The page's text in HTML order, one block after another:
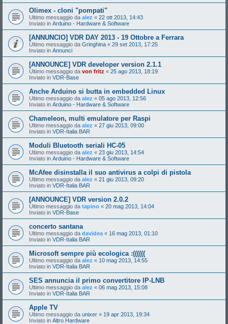
Olimex - cloni "pompati"
Ultimo messaggio da alez « 22 ott 2013, 14:43
Inviato in Arduino - Hardware & Software
[ANNUNCIO] VDR DAY 2013 - 19 Ottobre a Ferrara
Ultimo messaggio da Gringhina « 29 set 2013, 17:25
Inviato in Annunci
[ANNOUNCE] VDR developer version 2.1.1
Ultimo messaggio da von fritz « 25 ago 2013, 18:19
Inviato in VDR-Base
Anche Arduino si butta in embedded Linux
Ultimo messaggio da alez « 05 ago 2013, 12:56
Inviato in Arduino - Hardware & Software
Chameleon, multi emulatore per Raspi
Ultimo messaggio da alez « 27 giu 2013, 09:00
Inviato in VDR-Italia BAR
Moduli Bluetooth seriali HC-05
Ultimo messaggio da alez « 23 giu 2013, 14:54
Inviato in Arduino - Hardware & Software
McAfee disinstalla il suo antivirus a colpi di pistola
Ultimo messaggio da alez « 21 giu 2013, 09:20
Inviato in VDR-Italia BAR
[ANNOUNCE] VDR version 2.0.2
Ultimo messaggio da tapino « 20 mag 2013, 14:04
Inviato in VDR-Base
concerto santana
Ultimo messaggio da davidea « 16 mag 2013, 01:10
Inviato in VDR-Italia BAR
Microsoft sempre più ecologica :((((((
Ultimo messaggio da alez « 10 mag 2013, 14:55
Inviato in VDR-Italia BAR
SES annuncia il primo convertitore IP-LNB
Ultimo messaggio da alez « 06 mag 2013, 15:08
Inviato in VDR-Italia BAR
Apple TV
Ultimo messaggio da unixer « 19 apr 2013, 19:34
Inviato in Altro Hardware